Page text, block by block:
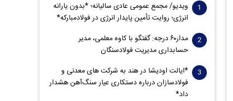
ویدیو/ مجمع عمومی عادی سالیانه؛ *بدون یارانه
انرژی؛ روایت تأمین پایدار انرژی در فولادمبارکه*
مدار‌۶٠ درجه: گفتگو با کاوه معلمی، مدیر
حسابداری مدیریت فولادسنگان
*ایالت اودیشا در هند به شرکت های معدنی و
فولادسازان درباره دستکاری عیار سنگ‌آهن هشدار
داد*